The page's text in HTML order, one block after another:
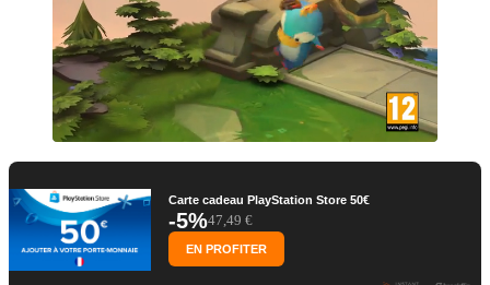
Carte cadeau PlayStation Store 50€
-5%47,49 €
EN PROFITER